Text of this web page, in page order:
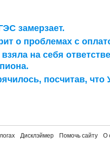
замерзает.
о проблемах с
на себя
посчитав, что
Дисклэймер Помочь сайту О